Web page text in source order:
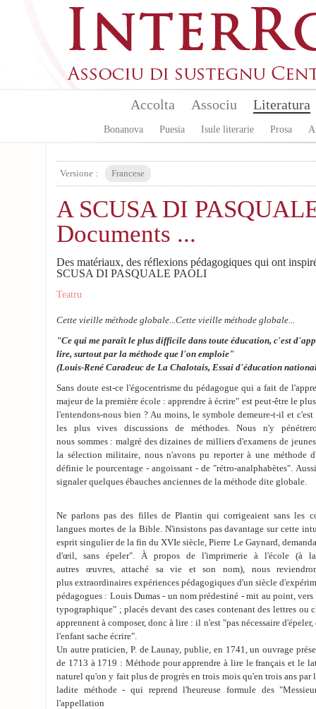
Accolta Associu Literatura
Bonanova Puesia Isule literarie Prosa
Versione : Francese
A SCUSA DI
Documents ...
Des matériaux, des réflexions pédagogiques qui ont
SCUSA DI PASQUALE PAOLI
Teatru
Cette vieille méthode globale...Cette vieille méthode globale...
"Ce qui me paraît le plus difficile dans toute éducation, c'est
lire, surtout par la méthode que l'on emploie"
(Louis-René Caradeuc de La Chalotais, Essai d'éducation
Sans doute est-ce l'égocentrisme du pédagogue qui a fait de
majeur de la première école : apprendre à écrire" est peut-être le
l'entendons-nous bien ? Au moins, le symbole demeure-t-il et
les plus vives discussions de méthodes. Nous n'y
nous sommes : malgré des dizaines de milliers d'examens de
la sélection militaire, nous n'avons pu reporter à une méthode
définie le pourcentage - angoissant - de "rétro-analphabètes".
signaler quelques ébauches anciennes de la méthode dite globale.
Ne parlons pas des filles de Plantin qui corrigeaient sans les
langues mortes de la Bible. N'insistons pas davantage sur cette
esprit singulier de la fin du XVIe siècle, Pierre Le Gaynard,
d'œil, sans épeler". À propos de l'imprimerie à l'école (à
autres œuvres, attaché sa vie et son nom), nous
plus extraordinaires expériences pédagogiques d'un siècle
pédagogues : Louis Dumas - un nom prédestiné - mit au point,
typographique" ; placés devant des cases contenant des lettres ou
apprennent à composer, donc à lire : il n'est "pas nécessaire
l'enfant sache écrire".
Un autre praticien, P. de Launay, publie, en 1741, un ouvrage
de 1713 à 1719 : Méthode pour apprendre à lire le français et le
naturel qu'on y fait plus de progrès en trois mois qu'en trois ans par
ladite méthode - qui reprend l'heureuse formule des
l'appellation